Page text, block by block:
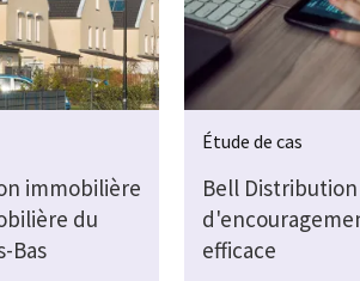
immobilière
du
Bas
Étude de cas
Bell
efficace